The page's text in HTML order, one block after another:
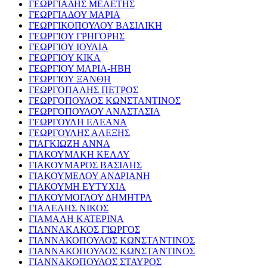
ΓΕΩΡΓΙΑΔΗΣ ΜΕΛΕΤΗΣ
ΓΕΩΡΓΙΑΔΟΥ ΜΑΡΙΑ
ΓΕΩΡΓΙΚΟΠΟΥΛΟΥ ΒΑΣΙΛΙΚΗ
ΓΕΩΡΓΙΟΥ ΓΡΗΓΟΡΗΣ
ΓΕΩΡΓΙΟΥ ΙΟΥΛΙΑ
ΓΕΩΡΓΙΟΥ ΚΙΚΑ
ΓΕΩΡΓΙΟΥ ΜΑΡΙΑ-ΗΒΗ
ΓΕΩΡΓΙΟΥ ΞΑΝΘΗ
ΓΕΩΡΓΟΠΑΛΗΣ ΠΕΤΡΟΣ
ΓΕΩΡΓΟΠΟΥΛΟΣ ΚΩΝΣΤΑΝΤΙΝΟΣ
ΓΕΩΡΓΟΠΟΥΛΟΥ ΑΝΑΣΤΑΣΙΑ
ΓΕΩΡΓΟΥΛΗ ΕΛΕΑΝΑ
ΓΕΩΡΓΟΥΛΗΣ ΑΛΕΞΗΣ
ΓΙΑΓΚΙΩΖΗ ΑΝΝΑ
ΓΙΑΚΟΥΜΑΚΗ ΚΕΛΛΥ
ΓΙΑΚΟΥΜΑΡΟΣ ΒΑΣΙΛΗΣ
ΓΙΑΚΟΥΜΕΛΟΥ ΑΝΔΡΙΑΝΗ
ΓΙΑΚΟΥΜΗ ΕΥΤΥΧΙΑ
ΓΙΑΚΟΥΜΟΓΛΟΥ ΔΗΜΗΤΡΑ
ΓΙΑΛΕΛΗΣ ΝΙΚΟΣ
ΓΙΑΜΑΛΗ ΚΑΤΕΡΙΝΑ
ΓΙΑΝΝΑΚΑΚΟΣ ΓΙΩΡΓΟΣ
ΓΙΑΝΝΑΚΟΠΟΥΛΟΣ ΚΩΝΣΤΑΝΤΙΝΟΣ
ΓΙΑΝΝΑΚΟΠΟΥΛΟΣ ΚΩΝΣΤΑΝΤΙΝΟΣ
ΓΙΑΝΝΑΚΟΠΟΥΛΟΣ ΣΤΑΥΡΟΣ